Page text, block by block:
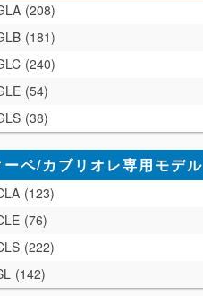
208
181
240
54
38
ーペ/カブリオレ専用モデル
123
76
222
142